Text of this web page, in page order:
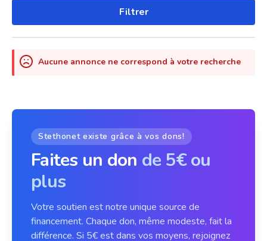
Filtrer
Aucune annonce ne correspond à votre recherche
Stethonet existe grâce à vos dons!
Faites un don de 5€ ou
plus
Votre soutien est notre unique source de
financement. Chaque don, même modeste, fait la
différence. Si 5€ est dans vos moyens, rejoignez